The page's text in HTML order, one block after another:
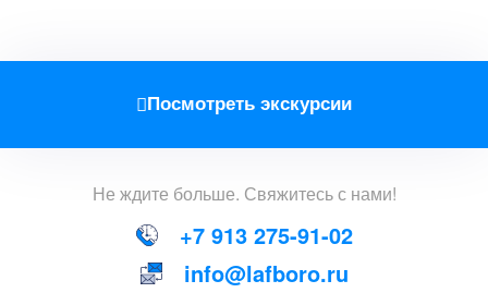
Посмотреть экскурсии
Не ждите больше. Свяжитесьс нами!
+7 913 275-91-02
info@lafboro.ru